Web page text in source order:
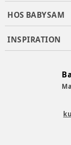
HOS BABYSAM
INSPIRATION